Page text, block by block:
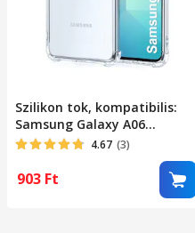
Szilikon tok, kompatibilis:
Samsung Galaxy A06
ütésálló átlátszó
4.67 (3)
903 Ft